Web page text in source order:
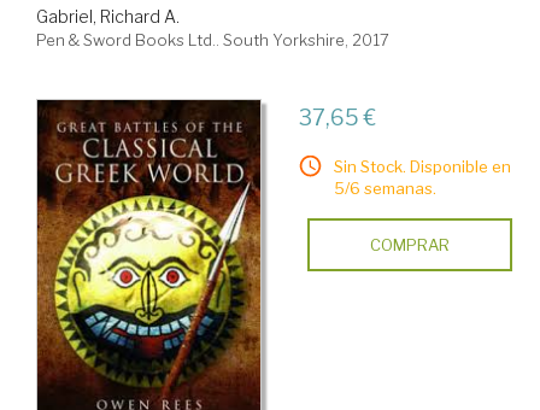
Gabriel, Richard A.
Pen & Sword Books Ltd.. South Yorkshire, 2017
37,65 €
Sin Stock. Disponible en
5/6 semanas.
COMPRAR